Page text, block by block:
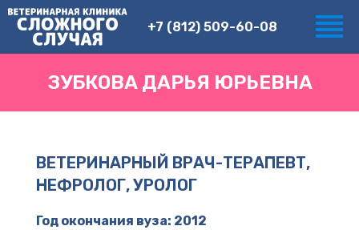
+7 (812) 509-60-08
ЗУБКОВА ДАРЬЯ ЮРЬЕВНА
ВЕТЕРИНАРНЫЙ ВРАЧ-ТЕРАПЕВТ,
НЕФРОЛОГ, УРОЛОГ
Год окончания вуза: 2012